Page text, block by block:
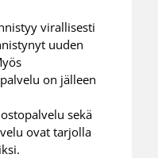
virallisesti
uuden
on jälleen
sekä
ovat tarjolla